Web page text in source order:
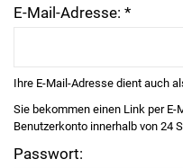
E-Mail-Adresse: *
Ihre E-Mail-Adresse dient auch
Sie bekommen einen Link per
Benutzerkonto innerhalb von 24
Passwort: